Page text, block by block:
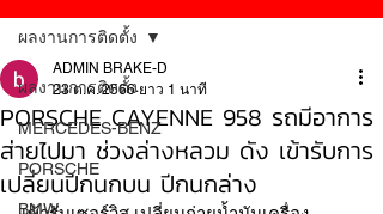
ผลงานการติดตั้ง
MERCEDES-BENZ
PORSCHE
BMW
ผลงานการติดตั้ง
PORSCHE CAYENNE 958 รถมีอาการ
ส่ายไปมา ช่วงล่างหลวม ดัง เข้ารับการ
เปลี่ยนปีกนกบน ปีกนกล่าง
ADMIN BRAKE-D
23 ต.ค. 2566 ยาว 1 นาที